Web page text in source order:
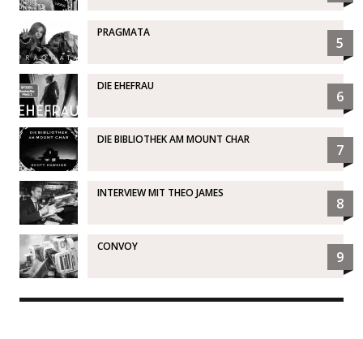
PRAGMATA
5
DIE EHEFRAU
6
DIE BIBLIOTHEK AM MOUNT CHAR
7
INTERVIEW MIT THEO JAMES
8
CONVOY
9